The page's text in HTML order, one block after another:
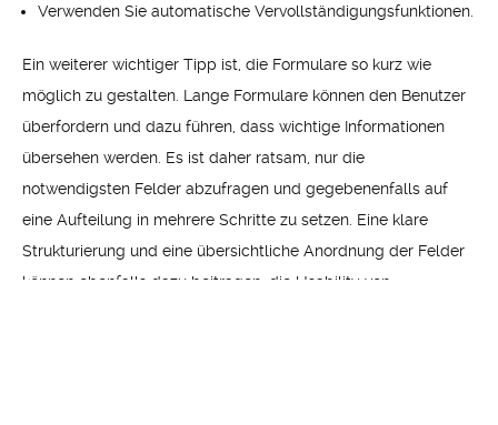
Verwenden Sie automatische Vervollständigungsfunktionen.
Ein weiterer wichtiger Tipp ist, die Formulare so kurz wie
möglich zu gestalten. Lange Formulare können den Benutzer
überfordern und dazu führen, dass wichtige Informationen
übersehen werden. Es ist daher ratsam, nur die
notwendigsten Felder abzufragen und gegebenenfalls auf
eine Aufteilung in mehrere Schritte zu setzen. Eine klare
Strukturierung und eine übersichtliche Anordnung der Felder
können ebenfalls dazu beitragen, die Usability von